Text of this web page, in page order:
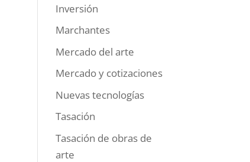
Inversión
Marchantes
Mercado del arte
Mercado y cotizaciones
Nuevas tecnologías
Tasación
Tasación de obras de
arte